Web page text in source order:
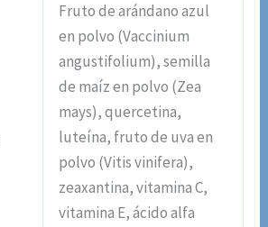
Fruto de arándano azul
en polvo (Vaccinium
angustifolium), semilla
de maíz en polvo (Zea
mays), quercetina,
luteína, fruto de uva en
polvo (Vitis vinifera),
zeaxantina, vitamina C,
vitamina E, ácido alfa